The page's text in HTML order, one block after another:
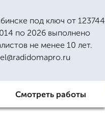
под ключ от 123744
по 2026 выполнено
не менее 10 лет.
Смотреть работы